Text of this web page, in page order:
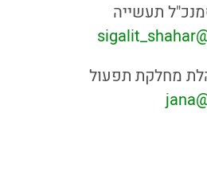
תעשייה
מחלקת תפעול